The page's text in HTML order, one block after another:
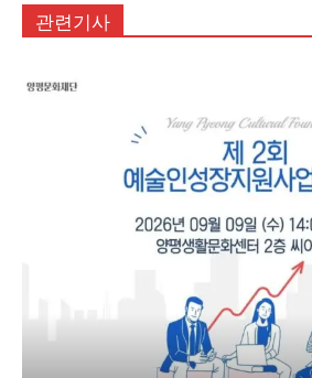
관련기사